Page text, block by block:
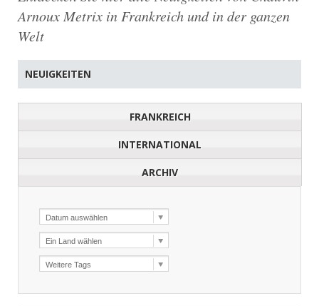
Arnoux Metrix in Frankreich und in der ganzen
Welt
NEUIGKEITEN
FRANKREICH
INTERNATIONAL
ARCHIV